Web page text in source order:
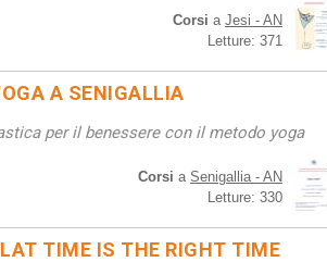
Corsi a Jesi - AN
Letture: 371
A SENIGALLIA
per il benessere con il metodo yoga
Corsi a Senigallia - AN
Letture: 330
TIME IS THE RIGHT TIME